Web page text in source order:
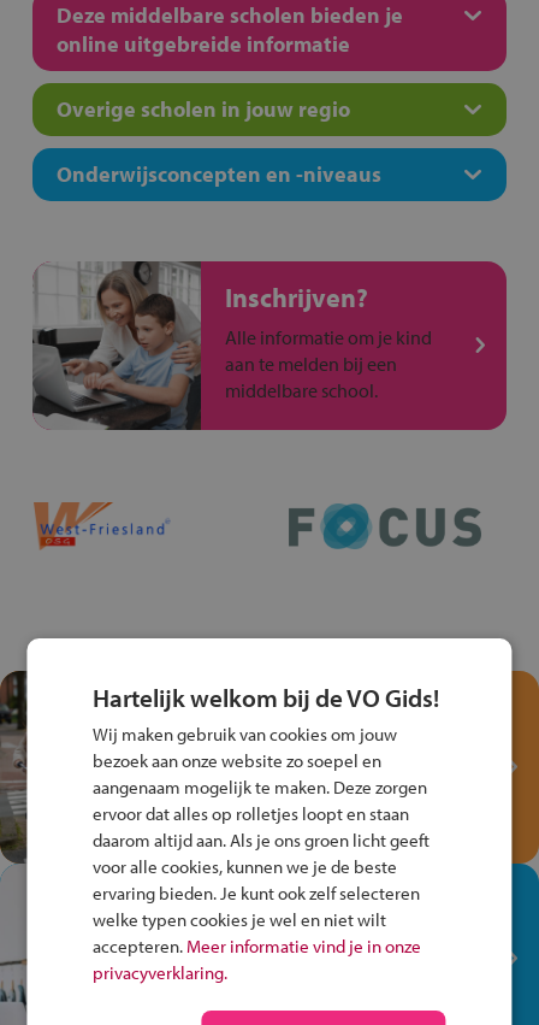
Deze middelbare scholen bieden je
online uitgebreide informatie
Overige scholen in jouw regio
Onderwijsconcepten en -niveaus
Inschrijven?
Alle informatie om je kind
aan te melden bij een
middelbare school.
Test je kennis met het
Fiets Veilig
Verkeersspel!
Speel het Fiets Veilig Verkeersspel
en win een Cortina-fiets!
In de winkel ben je op je
plek!
Ontdek via het vmbo jouw talent
anders is!
Hartelijk welkom bij de VO Gids!
Wij maken gebruik van cookies om jouw
bezoek aan onze website zo soepel en
aangenaam mogelijk te maken. Deze zorgen
ervoor dat alles op rolletjes loopt en staan
daarom altijd aan. Als je ons groen licht geeft
voor alle cookies, kunnen we je de beste
ervaring bieden. Je kunt ook zelf selecteren
welke typen cookies je wel en niet wilt
accepteren. Meer informatie vind je in onze
privacyverklaring.